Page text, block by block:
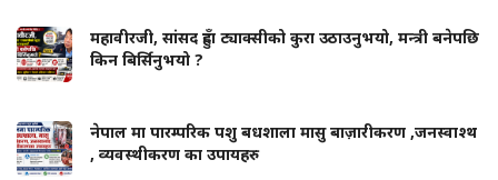
महावीरजी, सांसद हुँदा ट्याक्सीको कुरा उठाउनुभयो, मन्त्री बनेपछि
किन बिर्सिनुभयो ?
नेपाल मा पारम्परिक पशु बधशाला मासु बाज़ारीकरण ,जनस्वाश्थ
, व्यवस्थीकरण का उपायहरु